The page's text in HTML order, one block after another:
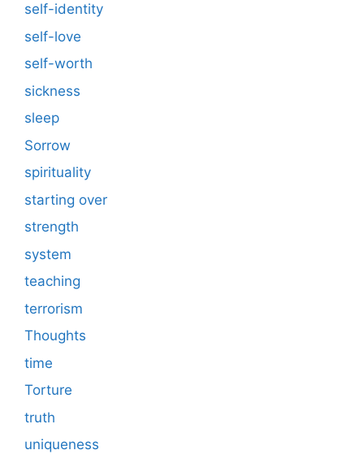
self-identity
self-love
self-worth
sickness
sleep
Sorrow
spirituality
starting over
strength
system
teaching
terrorism
Thoughts
time
Torture
truth
uniqueness